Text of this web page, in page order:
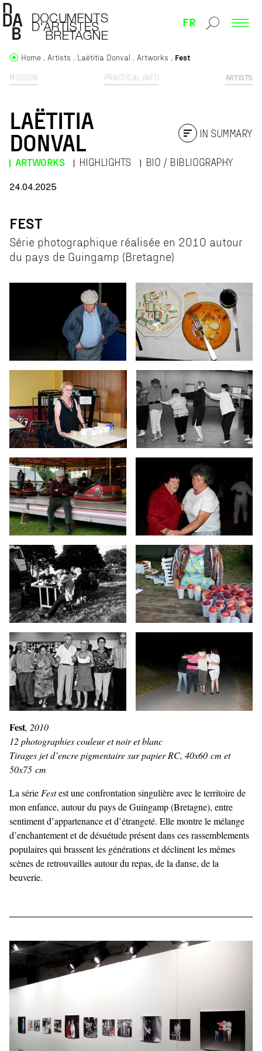
FR
MISSION PRACTICAL INFO ARTISTS
Home Artists Laëtitia Donval Artworks Fest
LAËTITIA
DONVAL
ARTWORKS HIGHLIGHTS BIO / BIBLIOGRAPHY
IN SUMMARY
24.04.2025
FEST
Série photographique réalisée en 2010 autour
du pays de Guingamp (Bretagne)
Fest, 2010
12 photographies couleur et noir et blanc
Tirages jet d’encre pigmentaire sur papier RC, 40x60 cm et
50x75 cm
La série Festest une confrontation singulière avec le territoire de
mon enfance, autour du pays de Guingamp (Bretagne), entre
sentiment d’appartenance et d’étrangeté. Elle montre le mélange
d’enchantement et de désuétude présent dans ces rassemblements
populaires qui brassent les générations et déclinent les mêmes
scènes de retrouvailles autour du repas, de la danse, de la
beuverie.